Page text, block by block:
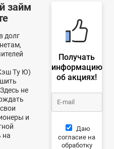
займ
долг
Ту Ю)
не
и
на
Получать
информацию
об акциях!
Даю
согласие на
обработку